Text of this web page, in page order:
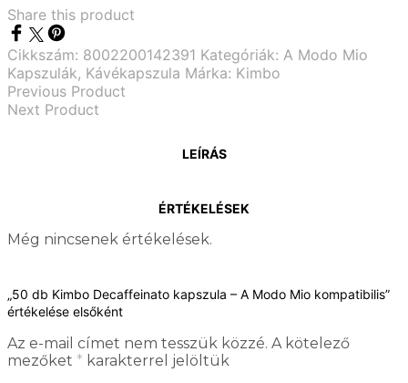
Share this product
Cikkszám: 8002200142391 Kategóriák: A Modo Mio
Kapszulák, Kávékapszula Márka: Kimbo
Previous Product
Next Product
LEÍRÁS
ÉRTÉKELÉSEK
Még nincsenek értékelések.
„50 db Kimbo Decaffeinato kapszula – A Modo Mio kompatibilis”
értékelése elsőként
Az e-mail címet nem tesszük közzé. A kötelező
mezőket * karakterrel jelöltük